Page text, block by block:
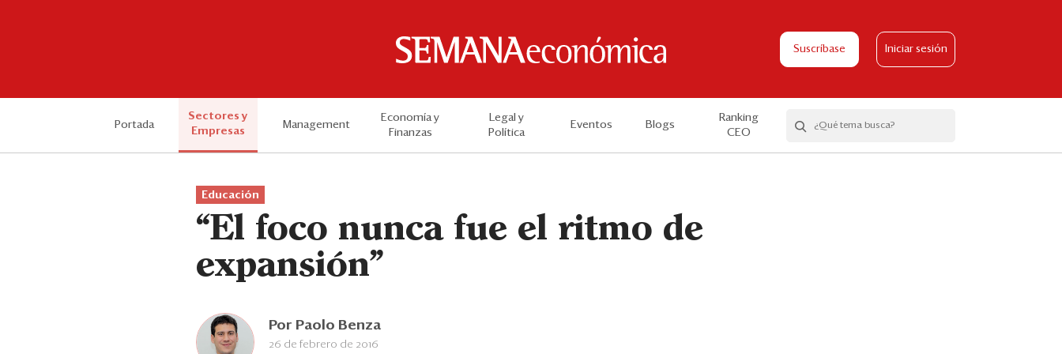
Suscríbase Iniciar sesión
Portada
Sectores y
Empresas
Management
Economía y
Finanzas
Legal y
Política
Eventos Blogs
Ranking
CEO
Educación
“El foco nunca fue el ritmo de
expansión”
Por Paolo Benza
26 de febrero de 2016